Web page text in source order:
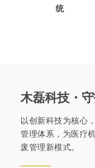
统
木磊科技・
以创新科技为核心
管理体系，为医疗
废管理新模式。